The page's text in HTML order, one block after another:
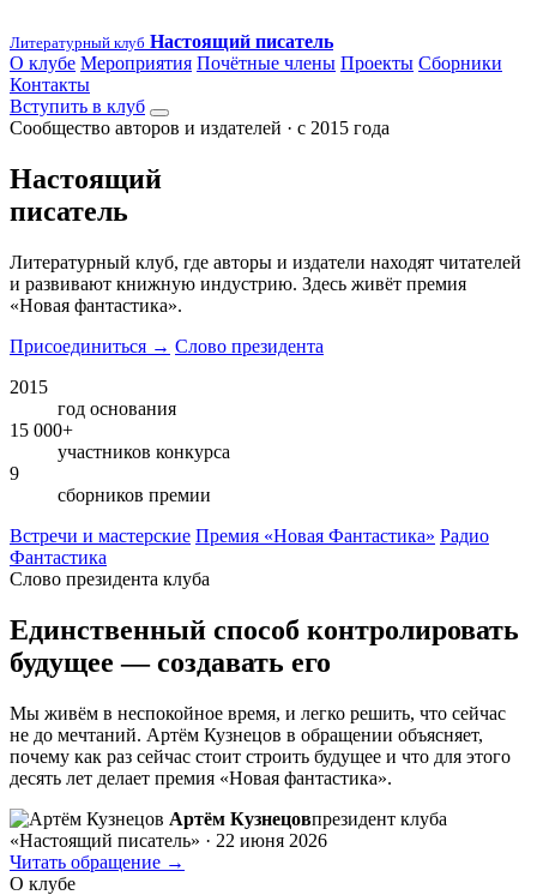
Литературный клуб Настоящий писатель
О клубе Мероприятия Почётные члены Проекты Сборники
Контакты
Вступить в клуб
Сообщество авторов и издателей · с 2015 года
Настоящий
писатель
Литературный клуб, где авторы и издатели находят читателей
и развивают книжную индустрию. Здесь живёт премия
«Новая фантастика».
Присоединиться → Слово президента
2015
год основания
15 000+
участников конкурса
9
сборников премии
Встречи и мастерские Премия «Новая Фантастика» Радио
Фантастика
Слово президента клуба
Единственный способ контролировать
будущее —создавать его
Мы живём в неспокойное время, и легко решить, что сейчас
не до мечтаний. Артём Кузнецов в обращении объясняет,
почему как раз сейчас стоит строить будущее и что для этого
десять лет делает премия «Новая фантастика».
Артём Кузнецовпрезидент клуба
«Настоящий писатель» · 22 июня 2026
Читать обращение →
О клубе